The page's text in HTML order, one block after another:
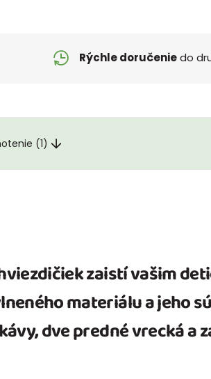
Rýchle doručeniedo
(1)
zaistí vašim
materiálu a jeho
dve predné vrecká a